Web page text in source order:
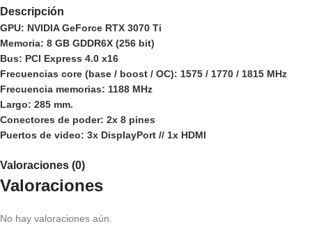
Descripción
GPU: NVIDIA GeForce RTX 3070 Ti
Memoria: 8 GB GDDR6X (256 bit)
Bus: PCI Express 4.0 x16
Frecuencias core (base / boost / OC): 1575 / 1770 / 1815 MHz
Frecuencia memorias: 1188 MHz
Largo: 285 mm.
Conectores de poder: 2x 8 pines
Puertos de video: 3x DisplayPort // 1x HDMI
Valoraciones (0)
Valoraciones
No hay valoraciones aún.